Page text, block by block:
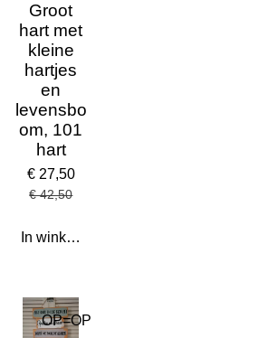
Groot
hart met
kleine
hartjes
en
levensbo
om, 101
hart
€ 27,50
€ 42,50
In winkelwagen
OP=OP